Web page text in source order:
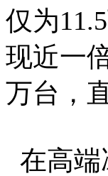
仅为
现近一
万台，
在高端